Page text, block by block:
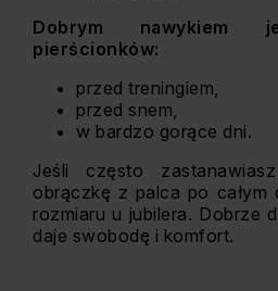
Dobrym nawykiem
pierścionków:
przed treningiem,
przed snem,
w bardzo gorące dni.
Jeśli często
obrączkę z palca po całym
rozmiaru u jubilera. Dobrze
daje swobodę i komfort.